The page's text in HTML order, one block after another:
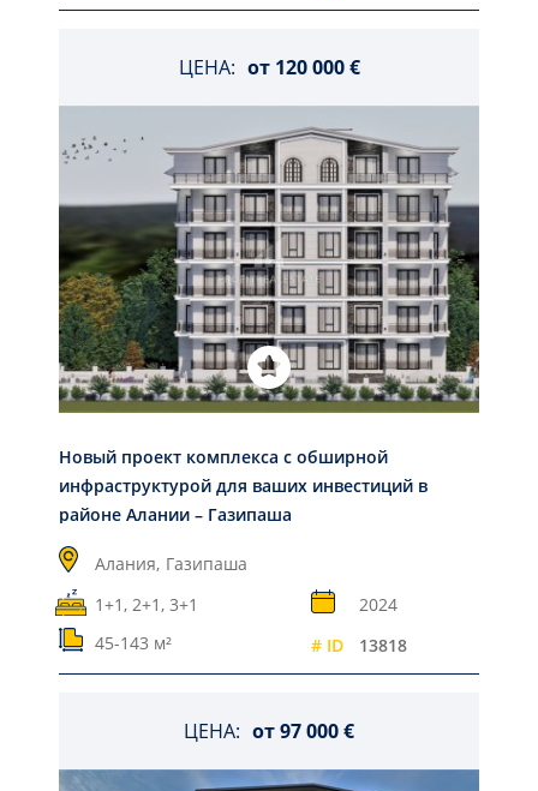
ЦЕНА: от 120 000 €
Новый проект комплекса с обширной
инфраструктурой для ваших инвестиций в
районе Алании – Газипаша
Алания, Газипаша
1+1, 2+1, 3+1
2024
45-143 м²
# ID 13818
ЦЕНА: от97 000 €